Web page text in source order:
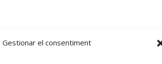
Gestionar el consentiment